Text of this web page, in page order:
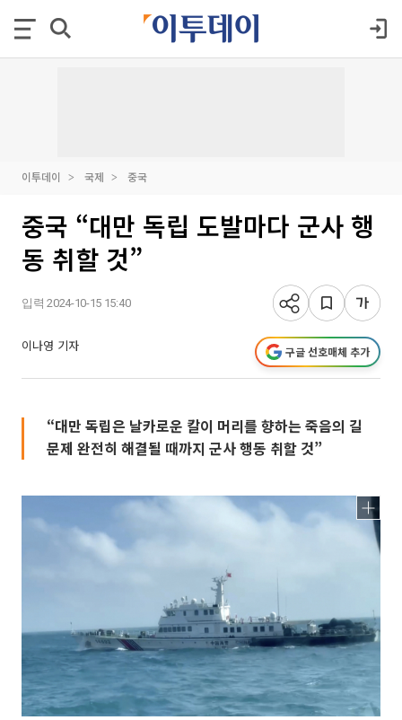
이투데이 국제 중국
중국 “대만 독립 도발마다 군사 행
동 취할 것”
입력 2024-10-15 15:40
이나영 기자 구글 선호매체 추가
“대만 독립은 날카로운 칼이 머리를 향하는 죽음의 길
문제 완전히 해결될 때까지 군사 행동 취할 것”